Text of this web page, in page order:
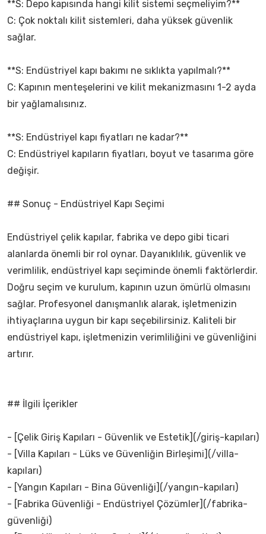
**S: Depo kapısında hangi kilit sistemi seçmeliyim?**
C: Çok noktalı kilit sistemleri, daha yüksek güvenlik
sağlar.
**S: Endüstriyel kapı bakımı ne sıklıkta yapılmalı?**
C: Kapının menteşelerini ve kilit mekanizmasını 1-2 ayda
bir yağlamalısınız.
**S: Endüstriyel kapı fiyatları ne kadar?**
C: Endüstriyel kapıların fiyatları, boyut ve tasarıma göre
değişir.
## Sonuç - Endüstriyel Kapı Seçimi
Endüstriyel çelik kapılar, fabrika ve depo gibi ticari
alanlarda önemli bir rol oynar. Dayanıklılık, güvenlik ve
verimlilik, endüstriyel kapı seçiminde önemli faktörlerdir.
Doğru seçim ve kurulum, kapının uzun ömürlü olmasını
sağlar. Profesyonel danışmanlık alarak, işletmenizin
ihtiyaçlarına uygun bir kapı seçebilirsiniz. Kaliteli bir
endüstriyel kapı, işletmenizin verimliliğini ve güvenliğini
artırır.
## İlgili İçerikler
- [Çelik Giriş Kapıları - Güvenlik ve Estetik](/giriş-kapıları)
- [Villa Kapıları - Lüks ve Güvenliğin Birleşimi](/villa-
kapıları)
- [Yangın Kapıları - Bina Güvenliği](/yangın-kapıları)
- [Fabrika Güvenliği - Endüstriyel Çözümler](/fabrika-
güvenliği)